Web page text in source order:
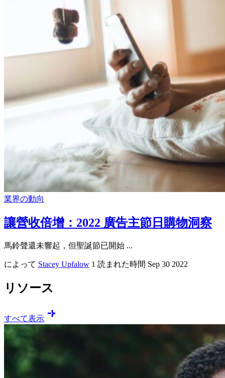
業界の動向
讓營收倍增：2022 廣告主節日購物洞察
馬鈴聲還未響起，但聖誕節已開始 ...
によって Stacey Upfalow 1 読まれた時間 Sep 30 2022
リソース
すべて表示